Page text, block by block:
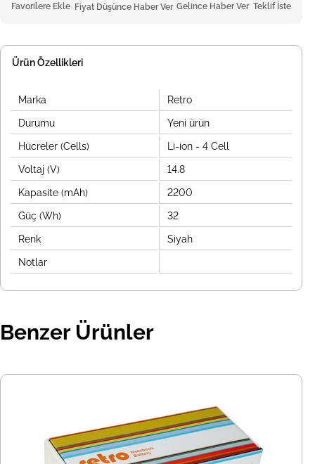
Favorilere Ekle Fiyat Düşünce Haber Ver Gelince Haber Ver Teklif İste
Ürün Özellikleri
Marka Retro
Durumu Yeni ürün
Hücreler (Cells) Li-ion - 4 Cell
Voltaj (V) 14.8
Kapasite (mAh) 2200
Güç (Wh) 32
Renk Siyah
Notlar
Benzer Ürünler